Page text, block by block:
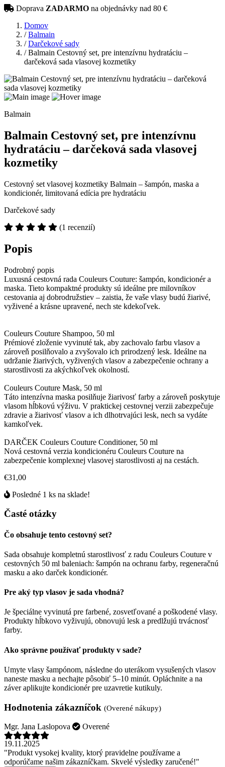
Doprava ZADARMO na objednávky nad 80 €
Domov
/ Balmain
/ Darčekové sady
/Balmain Cestovný set, pre intenzívnu hydratáciu –
darčeková sada vlasovej kozmetiky
Balmain
Balmain Cestovný set, pre intenzívnu
hydratáciu – darčeková sada vlasovej
kozmetiky
Cestovný set vlasovej kozmetiky Balmain – šampón, maska a
kondicionér, limitovaná edícia pre hydratáciu
Darčekové sady
(1 recenzií)
Popis
Podrobný popis
Luxusná cestovná rada Couleurs Couture: šampón, kondicionér a
maska. Tieto kompaktné produkty sú ideálne pre milovníkov
cestovania aj dobrodružstiev – zaistia, že vaše vlasy budú žiarivé,
vyživené a krásne upravené, nech ste kdekoľvek.
Couleurs Couture Shampoo, 50 ml
Prémiové zloženie vyvinuté tak, aby zachovalo farbu vlasov a
zároveň posilňovalo a zvyšovalo ich prirodzený lesk. Ideálne na
udržanie žiarivých, vyživených vlasov a zabezpečenie ochrany a
starostlivosti za akýchkoľvek okolností.
Couleurs Couture Mask, 50 ml
Táto intenzívna maska posilňuje žiarivosť farby a zároveň poskytuje
vlasom hĺbkovú výživu. V praktickej cestovnej verzii zabezpečuje
zdravie a žiarivosť vlasov a ich dlhotrvajúci lesk, nech sa vydáte
kamkoľvek.
DARČEK Couleurs Couture Conditioner, 50 ml
Nová cestovná verzia kondicionéru Couleurs Couture na
zabezpečenie komplexnej vlasovej starostlivosti aj na cestách.
€31,00
Posledné 1 ks na sklade!
Časté otázky
Čo obsahuje tento cestovný set?
Sada obsahuje kompletnú starostlivosť z radu Couleurs Couture v
cestovných 50 ml baleniach: šampón na ochranu farby, regeneračnú
masku a ako darček kondicionér.
Pre aký typ vlasov je sada vhodná?
Je špeciálne vyvinutá pre farbené, zosvetľované a poškodené vlasy.
Produkty hĺbkovo vyživujú, obnovujú lesk a predlžujú trvácnosť
farby.
Ako správne používať produkty v sade?
Umyte vlasy šampónom, následne do uterákom vysušených vlasov
naneste masku a nechajte pôsobiť 5–10 minút. Opláchnite a na
záver aplikujte kondicionér pre uzavretie kutikuly.
Hodnotenia zákazníčok (Overené nákupy)
Mgr. Jana Laslopova
Overené
19.11.2025
"Produkt vysokej kvality, ktorý pravidelne používame a
odporúčame našim zákazníčkam. Skvelé výsledky zaručené!"